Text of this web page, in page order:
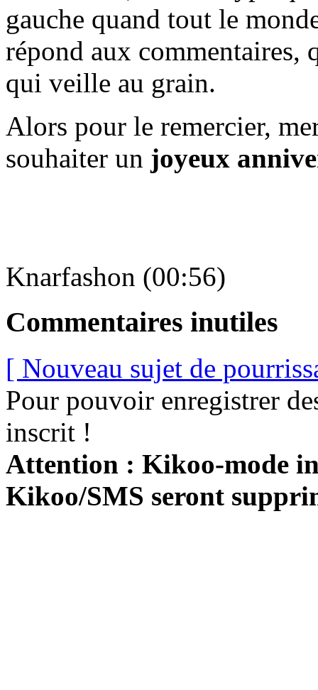
gauche quand tout le
répond aux commentaires,
qui veille au grain.
Alors pour le remercier,
souhaiter un joyeux
Knarfashon (00:56)
Commentaires inutiles
[ Nouveau sujet de
Pour pouvoir enregistrer
inscrit !
Attention : Kikoo-mode
Kikoo/SMS seront